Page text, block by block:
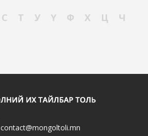
С Т У Ү Ф Х Ц
Ч
contact@mongoltoli.mn